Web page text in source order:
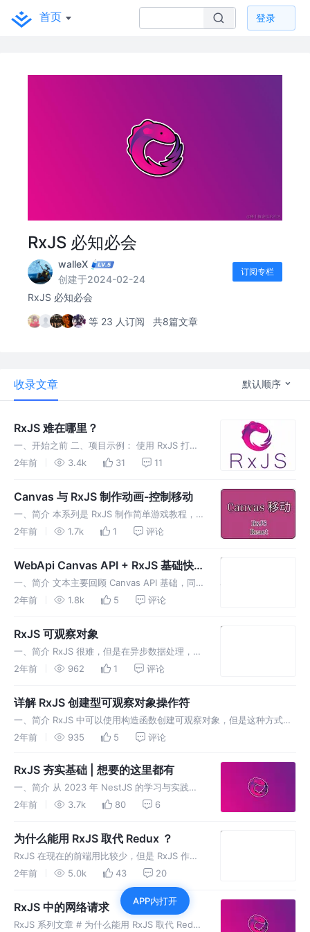
首页 登录
RxJS 必知必会
walleX
创建于2024-02-24
订阅专栏
RxJS 必知必会
等 23 人订阅 共8篇文章
收录文章 默认顺序
RxJS 难在哪里？
一、开始之前 二、项目示例： 使用 RxJS 打通
前后端数据流 实践优先，以下基于 RxJS +
初始化项目 2、基于 RxJS 的 c
2年前 3.4k 31 11
Canvas 与 RxJS 制作动画-控制移动
一、简介 本系列是 RxJS 制作简单游戏教程，
本文基于 React(Remix)/Canvas/RxJS 制作键
两种一种是键盘操作，一种是鼠标操作。 二、
2年前 1.7k 1 评论
WebApi Canvas API + RxJS 基础快
速学习/回顾
一、简介 文本主要回顾 Canvas API 基础，同
时借助 ES6 class 与 RxJS 能力快速的完成
原因考虑到可以在订阅时行可以
2年前 1.8k 5 评论
RxJS 可观察对象
一、简介 RxJS 很难，但是在异步数据处理，响
应式编程和函数式编程中扮演重要角色。可观察
操作符函数式编程之前，需要充分理解可观察对
象 Observab
2年前 962 1 评论
详解 RxJS 创建型可观察对象操作符
一、简介 RxJS 中可以使用构造函数创建可观察对象，但是这种方式明
显的就是效率不高。于是 RxJS 针对不同的业务场景，实现了不同的可
2年前 935 5 评论
RxJS 夯实基础 | 想要的这里都有
一、简介 从 2023 年 NestJS 的学习与实践中
发现，RxJS 在 NestJS gRPC 微服务中扮演重
式，使用可观察对象，而不是
2年前 3.7k 80 6
为什么能用 RxJS 取代 Redux ？
RxJS 在现在的前端用比较少，但是 RxJS 作为
响应式和函数式编程的集大成者，似乎被前端开
发者遗忘，可能是学习难度大，可能是有更加方
便的解决方案。 下面我们先回顾一下 Redux 是
2年前 5.0k 43 20
RxJS 中的网络请求
RxJS 系列文章 # 为什么能用 RxJS 取代 Redux
APP内打开